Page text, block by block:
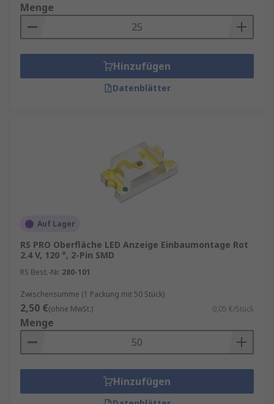
Menge
Hinzufügen
Datenblätter
Auf Lager
RS PRO Oberfläche LED Anzeige Einbaumontage Rot
2.4 V, 120 °, 2-Pin SMD
RS Best.-Nr. 280-101
Zwischensumme (1 Packung mit 50 Stück)
2,50 €(ohne MwSt.) 0,05 €/Stück
Menge
Hinzufügen